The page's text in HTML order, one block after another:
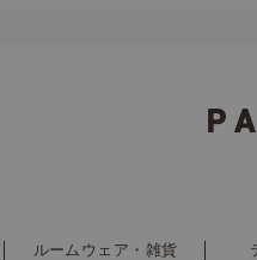
ルームウェア・雑貨